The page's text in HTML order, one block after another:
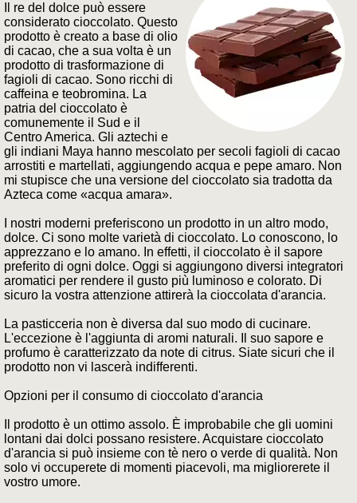
Il re del dolce può essere
considerato cioccolato. Questo
prodotto è creato a base di olio
di cacao, che a sua volta è un
prodotto di trasformazione di
fagioli di cacao. Sono ricchi di
caffeina e teobromina. La
patria del cioccolato è
comunemente il Sud e il
Centro America. Gli aztechi e
gli indiani Maya hanno mescolato per secoli fagioli di cacao
arrostiti e martellati, aggiungendo acqua e pepe amaro. Non
mi stupisce che una versione del cioccolato sia tradotta da
Azteca come «acqua amara».
I nostri moderni preferiscono un prodotto in un altro modo,
dolce. Ci sono molte varietà di cioccolato. Lo conoscono, lo
apprezzano e lo amano. In effetti, il cioccolato è il sapore
preferito di ogni dolce. Oggi si aggiungono diversi integratori
aromatici per rendere il gusto più luminoso e colorato. Di
sicuro la vostra attenzione attirerà la cioccolata d'arancia.
La pasticceria non è diversa dal suo modo di cucinare.
L'eccezione è l'aggiunta di aromi naturali. Il suo sapore e
profumo è caratterizzato da note di citrus. Siate sicuri che il
prodotto non vi lascerà indifferenti.
Opzioni per il consumo di cioccolato d'arancia
Il prodotto è un ottimo assolo. È improbabile che gli uomini
lontani dai dolci possano resistere. Acquistare cioccolato
d'arancia si può insieme con tè nero o verde di qualità. Non
solo vi occuperete di momenti piacevoli, ma migliorerete il
vostro umore.